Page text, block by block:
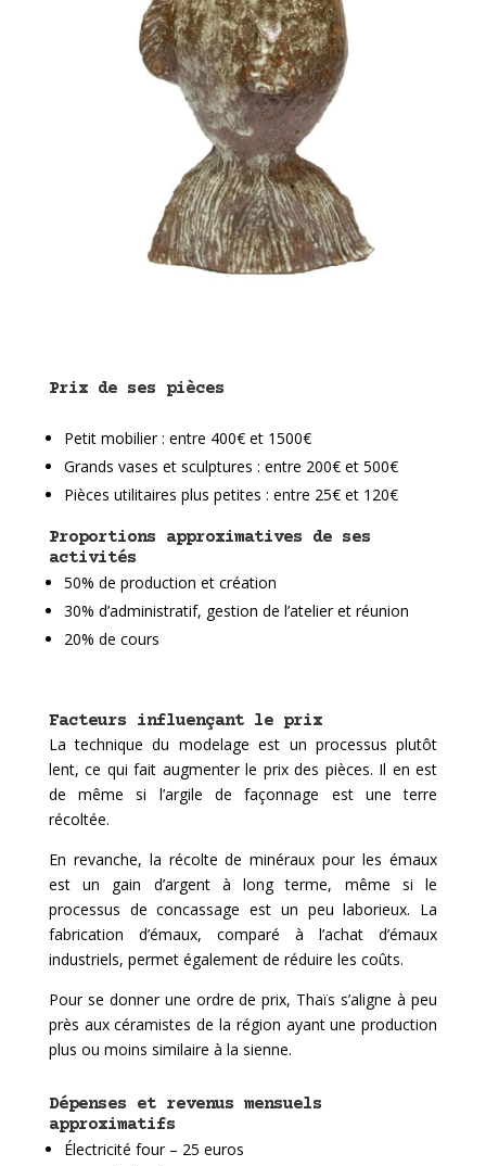
Prix de ses pièces
Petit mobilier : entre 400€ et 1500€
Grands vases et sculptures : entre 200€ et 500€
Pièces utilitaires plus petites : entre 25€ et 120€
Proportions approximatives de ses
activités
50% de production et création
30% d’administratif, gestion de l’atelier et réunion
20% de cours
Facteurs influençant le prix
La technique du modelage est un processus plutôt
lent, ce qui fait augmenter le prix des pièces. Il en est
de même si l’argile de façonnage est une terre
récoltée.
En revanche, la récolte de minéraux pour les émaux
est un gain d’argent à long terme, même si le
processus de concassage est un peu laborieux. La
fabrication d’émaux, comparé à l’achat d’émaux
industriels, permet également de réduire les coûts.
Pour se donner une ordre de prix, Thaïs s’aligne à peu
près aux céramistes de la région ayant une production
plus ou moins similaire à la sienne.
Dépenses et revenus mensuels
approximatifs
Électricité four – 25 euros